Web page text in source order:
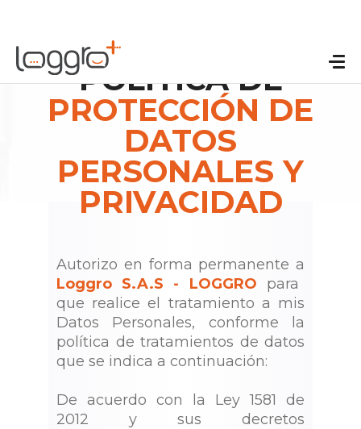
POLÍTICA DE
PROTECCIÓN DE
DATOS
PERSONALES Y
PRIVACIDAD
Autorizo en forma permanente a
Loggro S.A.S - LOGGRO para
que realice el tratamiento a mis
Datos Personales, conforme la
política de tratamientos de datos
que se indica a continuación:
De acuerdo con la Ley 1581 de
2012 y sus decretos